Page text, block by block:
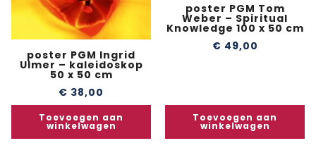
poster PGM Ingrid
Ulmer – kaleidoskop
50 x 50 cm
€ 38,00
Toevoegen aan
winkelwagen
poster PGM Tom
Weber – Spiritual
Knowledge 100 x 50 cm
€ 49,00
Toevoegen aan
winkelwagen